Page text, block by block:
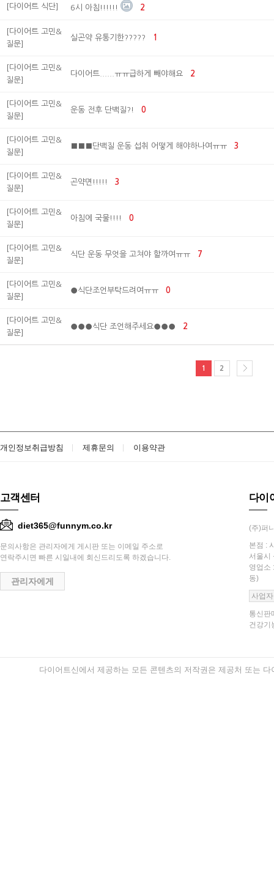
[다이어트 식단] 6시 아침!!!!!! 2
[다이어트 고민&
질문]
실곤약 유통기한????? 1
[다이어트 고민&
질문]
다이어트......ㅠㅠ급하게 빼야해요 2
[다이어트 고민&
질문]
운동 전후 단백질?! 0
[다이어트 고민&
질문]
■■■단백질 운동 섭취 어떻게 해야하나여ㅠㅠ 3
[다이어트 고민&
질문]
곤약면!!!!! 3
[다이어트 고민&
질문]
아침에 국물!!!! 0
[다이어트 고민&
질문]
식단 운동 무엇을 고쳐야 할까여ㅠㅠ 7
[다이어트 고민&
질문]
●식단조언부탁드려여ㅠㅠ 0
[다이어트 고민&
질문]
●●●식단 조언해주세요●●● 2
1 2
개인정보취급방침 제휴문의 이용약관
고객센터
diet365@funnym.co.kr
문의사항은 관리자에게 게시판 또는 이메일 주소로
연락주시면 빠른 시일내에 회신드리도록 하겠습니다.
관리자에게
다이
(주)퍼
본점 :
서울시
영업소
동)
사업
통신판
건강기
다이어트신에서 제공하는 모든 콘텐츠의 저작권은 제공처 또는